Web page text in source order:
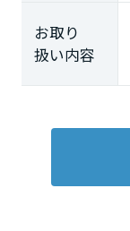
お取り
扱い内容
鹿児島県